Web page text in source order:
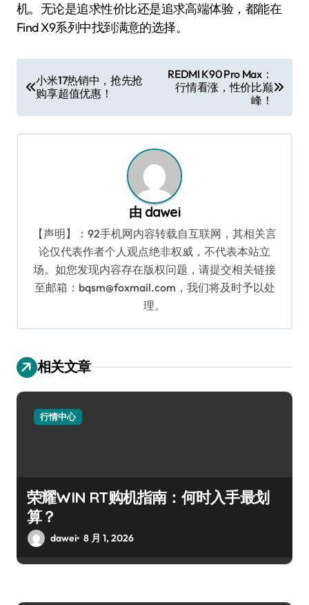
机。无论是追求性价比还是追求高端体验，都能在
Find X9系列中找到满意的选择。
章
导
航
小米17热销中，抢先抢
购享超值优惠！
REDMI K90 Pro Max：
行情看涨，性价比巅
峰！
由 dawei
【声明】：92手机网内容转载自互联网，其相关言
论仅代表作者个人观点绝非权威，不代表本站立
场。如您发现内容存在版权问题，请提交相关链接
至邮箱：bqsm@foxmail.com，我们将及时予以处
理。
相关文章
行情中心
荣耀WIN RT购机指南：何时入手最划
算？
dawei 8 月 1, 2026